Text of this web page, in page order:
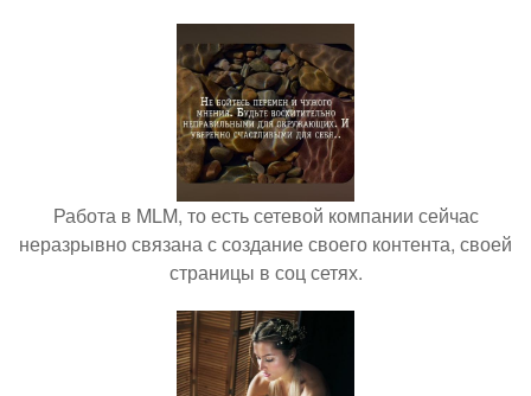
Работа в MLM, то есть сетевой компании сейчас
неразрывно связана с создание своего контента, своей
страницы в соц сетях.